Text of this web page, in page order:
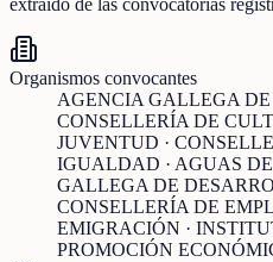
extraído de las convocatorias
Organismos convocantes
AGENCIA GALLEGA
CONSELLERÍA DE
JUVENTUD ·
IGUALDAD · AGUAS
GALLEGA DE
CONSELLERÍA DE
EMIGRACIÓN ·
PROMOCIÓN